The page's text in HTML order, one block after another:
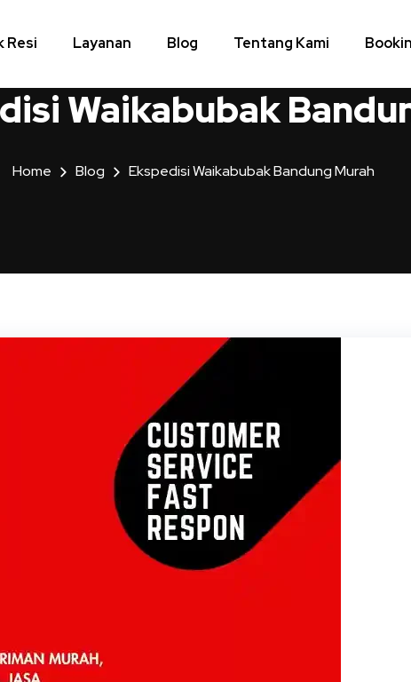
Resi Layanan Blog Tentang Kami
Waikabubak
Home Blog Ekspedisi Waikabubak Bandung Murah